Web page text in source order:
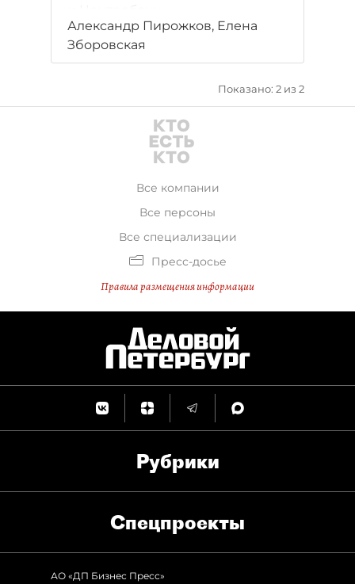
Александр Пирожков, Елена
Зборовская
Показано: 2 из 2
Все компании
Все персоны
Все специализации
Пресс-досье
Правила размещения информации
Рубрики
Спец­проекты
АО «ДП Бизнес Пресс»